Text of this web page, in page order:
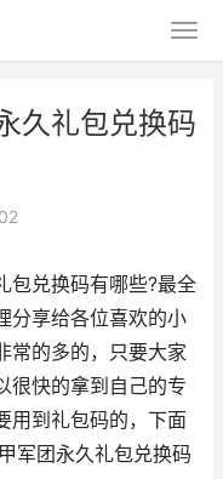
久礼包兑换码
包兑换码有哪些?最全
分享给各位喜欢的小
常的多的，只要大家
很快的拿到自己的专
用到礼包码的，下面
军团永久礼包兑换码